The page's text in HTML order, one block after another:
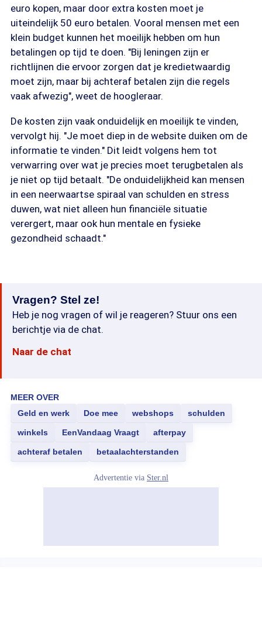
euro kopen, maar door extra kosten moet je
uiteindelijk 50 euro betalen. Vooral mensen met een
klein budget kunnen het moeilijk hebben om hun
betalingen op tijd te doen. "Bij leningen zijn er
richtlijnen die ervoor zorgen dat je kredietwaardig
moet zijn, maar bij achteraf betalen zijn die regels
vaak afwezig", weet de hoogleraar.
De kosten zijn vaak onduidelijk en moeilijk te vinden,
vervolgt hij. "Je moet diep in de website duiken om de
informatie te vinden." Dit leidt volgens hem tot
verwarring over wat je precies moet terugbetalen als
je niet op tijd betaalt. "De onduidelijkheid kan mensen
in een neerwaartse spiraal van schulden en stress
duwen, wat niet alleen hun financiële situatie
verergert, maar ook hun mentale en fysieke
gezondheid schaadt."
Vragen? Stel ze!
Heb je nog vragen of wil je reageren? Stuur ons een
berichtje via de chat.
Naar de chat
MEER OVER
Geld en werk
Doe mee webshops schulden
winkels EenVandaag Vraagt afterpay
achteraf betalen betaalachterstanden
Advertentie via Ster.nl